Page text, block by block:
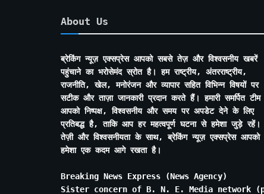
About Us
ब्रेकिंग न्यूज़ एक्सप्रेस आपको सबसे तेज़ और विश्वसनीय खबरें
पहुंचाने का भरोसेमंद स्रोत है। हम राष्ट्रीय, अंतरराष्ट्रीय,
राजनीति, खेल, मनोरंजन और व्यापार सहित विभिन्न विषयों पर
सटीक और ताज़ा जानकारी प्रदान करते हैं। हमारी समर्पित टीम
आपको निष्पक्ष, विश्वसनीय और समय पर अपडेट देने के लिए
प्रतिबद्ध है, ताकि आप हर महत्वपूर्ण घटना से हमेशा जुड़े रहें।
तेज़ी और विश्वसनीयता के साथ, ब्रेकिंग न्यूज़ एक्सप्रेस आपको
हमेशा एक कदम आगे रखता है।
Breaking News Express (News Agency)
Sister concern of B. N. E. Media network